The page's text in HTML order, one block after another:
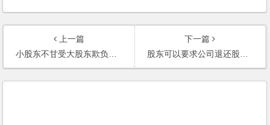
上一篇
小股东不甘受大股东欺负签了退股协议，现在想起诉推翻，是否可行？
下一篇
股东可以要求公司退还股金吗？